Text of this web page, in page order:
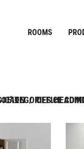
/ OFFICE
ROOMS